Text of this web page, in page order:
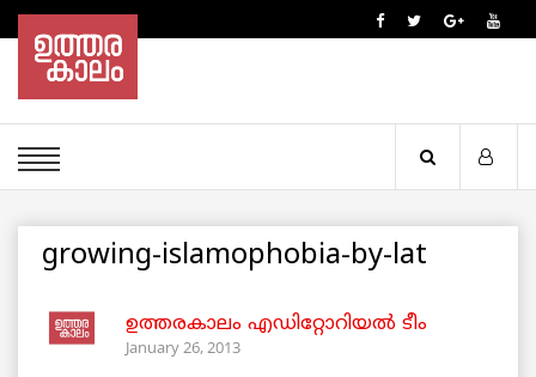
growing-islamophobia-by-lat
ഉത്തരകാലം എഡിറ്റോറിയല്‍ ടീം
January 26, 2013